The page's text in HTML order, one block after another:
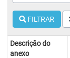
FILTRAR
Descrição do
anexo